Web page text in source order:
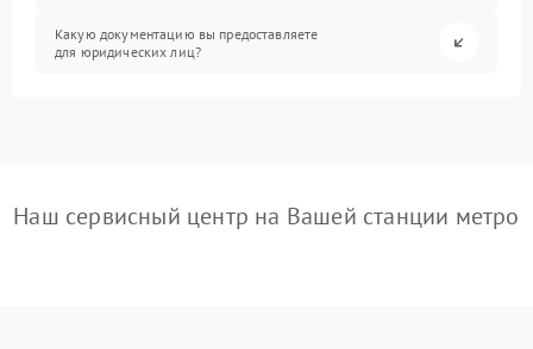
Какую документацию вы предоставляете
для юридических лиц?
Наш сервисный центр на Вашей станции метро